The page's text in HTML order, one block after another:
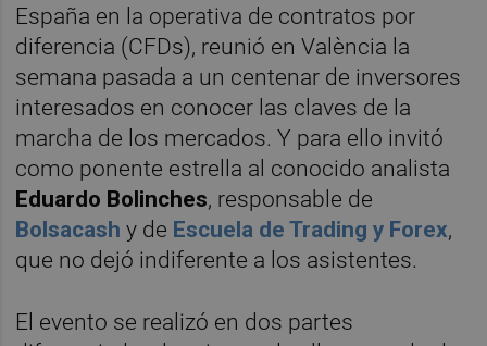
España en la operativa de contratos por
diferencia (CFDs), reunió en València la
semana pasada a un centenar de inversores
interesados en conocer las claves de la
marcha de los mercados. Y para ello invitó
como ponente estrella al conocido analista
Eduardo Bolinches, responsable de
Bolsacash y de Escuela de Trading y Forex,
que no dejó indiferente a los asistentes.
El evento se realizó en dos partes